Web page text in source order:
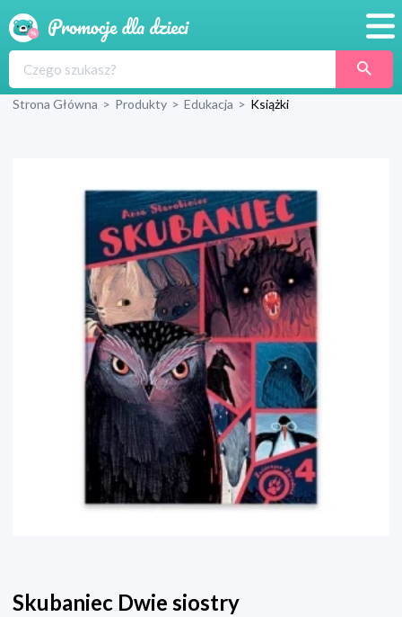
Produkty
Blog
Wyprawka
Strona Główna > Produkty > Edukacja > Książki
Skubaniec Dwie siostry